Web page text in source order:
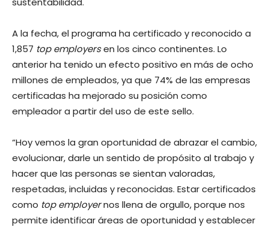
A la fecha, el programa ha certificado y reconocido a
1,857 top employersen los cinco continentes. Lo
anterior ha tenido un efecto positivo en más de ocho
millones de empleados, ya que 74% de las empresas
certificadas ha mejorado su posición como
empleador a partir del uso de este sello.
“Hoy vemos la gran oportunidad de abrazar el cambio,
evolucionar, darle un sentido de propósito al trabajo y
hacer que las personas se sientan valoradas,
respetadas, incluidas y reconocidas. Estar certificados
como top employernos llena de orgullo, porque nos
permite identificar áreas de oportunidad y establecer